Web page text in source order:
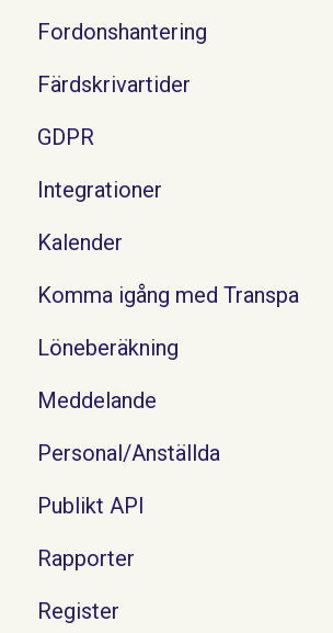
Fordonshantering
Färdskrivartider
GDPR
Integrationer
Kalender
Komma igång med Transpa
Löneberäkning
Meddelande
Personal/Anställda
Publikt API
Rapporter
Register